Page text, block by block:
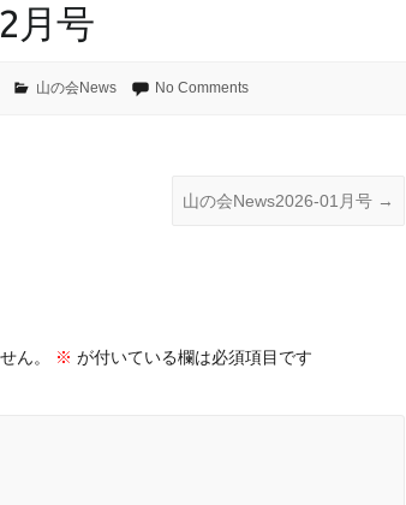
月号
山の会News No Comments
山の会News2026-01月号 →
ん。 ※ が付いている欄は必須項目です